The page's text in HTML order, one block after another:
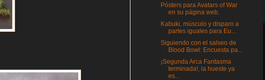
Pósters para Avatars of War
en su página web.
Kabuki, músculo y disparo a
partes iguales para Eu...
Siguiendo con el salseo de
Blood Bowl: Encuesta pa...
¡Segunda Arca Fantasma
terminada!, la hueste ya
es...